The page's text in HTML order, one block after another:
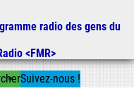
Aller au contenu
Aller à la recherche
radio des gens du
<FMR>
Suivez-nous !